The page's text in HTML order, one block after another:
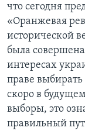
что сегодня
«Оранжевая
исторической
была
интересах
праве
скоро в
выборы, это
правильный